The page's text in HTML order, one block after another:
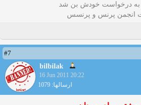
به درخواست خودش بن شد
انجمن پرنس و پرنسس
#7
bilbilak
16 Jun 2011 20:22
ارسالها: 1079